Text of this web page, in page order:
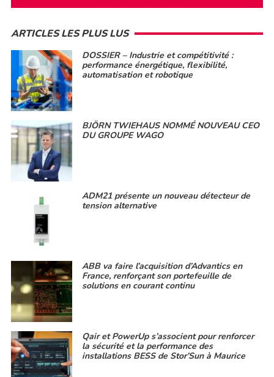
ARTICLES LES PLUS LUS
DOSSIER – Industrie et compétitivité :
performance énergétique, flexibilité,
automatisation et robotique
BJÖRN TWIEHAUS NOMMÉ NOUVEAU CEO
DU GROUPE WAGO
ADM21 présente un nouveau détecteur de
tension alternative
ABB va faire l’acquisition d’Advantics en
France, renforçant son portefeuille de
solutions en courant continu
Qair et PowerUp s’associent pour renforcer
la sécurité et la performance des
installations BESS de Stor’Sun à Maurice